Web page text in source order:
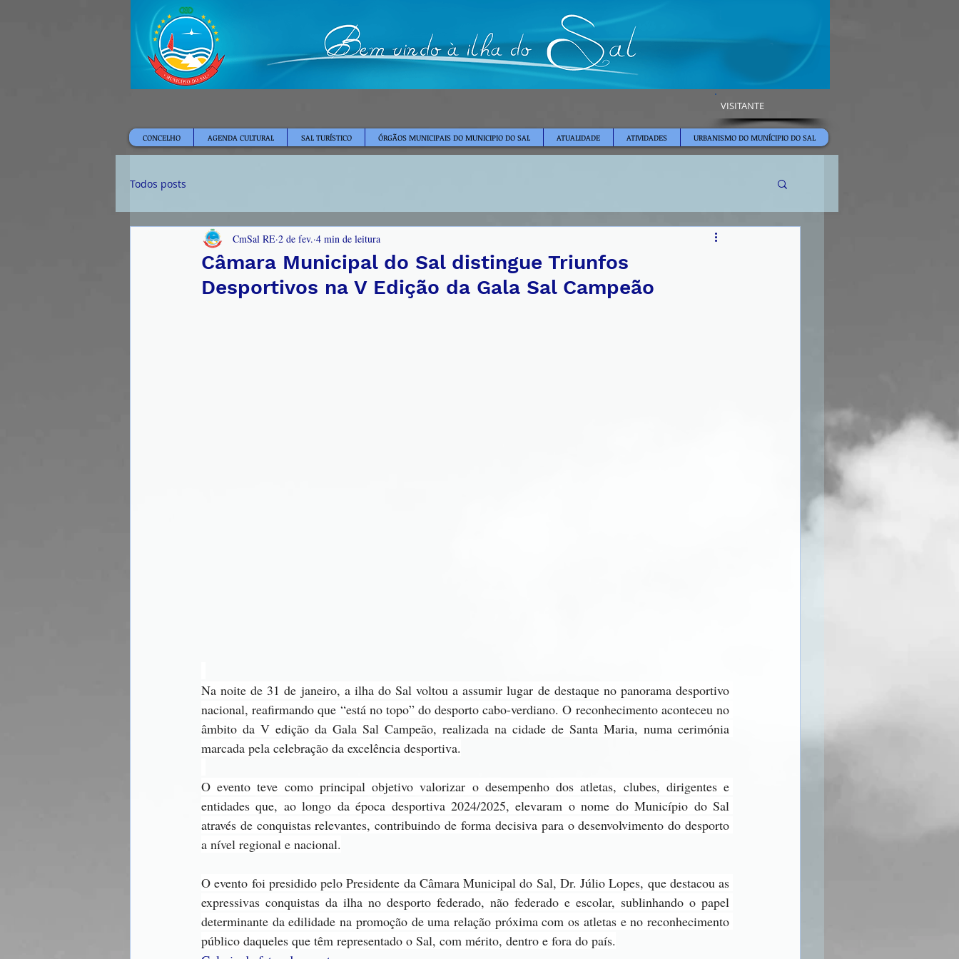
VISITANTE
CONCELHO AGENDA CULTURAL SAL TURÍSTICO ÓRGÃOS MUNICIPAIS DO MUNICIPIO DO SAL ATUALIDADE ATIVIDADES URBANISMO DO MUNÍCIPIO DO SAL
Todos posts
Câmara Municipal do Sal distingue Triunfos
Desportivos na V Edição da Gala Sal Campeão
CmSal RE 2 de fev. 4 min de leitura
Na noite de 31 de janeiro, a ilha do Sal voltou a assumir lugar de destaque no panorama desportivo
nacional, reafirmando que “está no topo” do desporto cabo-verdiano. O reconhecimento aconteceu no
âmbito da V edição da Gala Sal Campeão, realizada na cidade de Santa Maria, numa cerimónia
marcada pela celebração da excelência desportiva.
O evento teve como principal objetivo valorizar o desempenho dos atletas, clubes, dirigentes e
entidades que, ao longo da época desportiva 2024/2025, elevaram o nome do Município do Sal
através de conquistas relevantes, contribuindo de forma decisiva para o desenvolvimento do desporto
a nível regional e nacional.
O evento foi presidido pelo Presidente da Câmara Municipal do Sal, Dr. Júlio Lopes, que destacou as
expressivas conquistas da ilha no desporto federado, não federado e escolar, sublinhando o papel
determinante da edilidade na promoção de uma relação próxima com os atletas e no reconhecimento
público daqueles que têm representado o Sal, com mérito, dentro e fora do país.